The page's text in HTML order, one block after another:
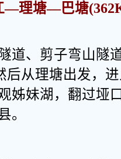
—理塘—巴塘
道、剪子弯山隧
后从理塘出发，
姊妹湖，翻过垭
。